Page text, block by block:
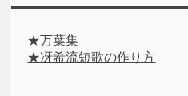
★万葉集
★冴希流短歌の作り方